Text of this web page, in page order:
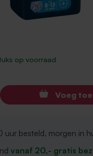
op voorraad
Voer
Voeg toe
uur besteld, morgen in
vanaf 20,- gratis